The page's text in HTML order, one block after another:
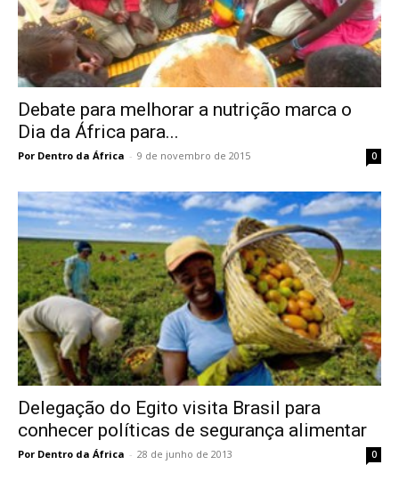
Debate para melhorar a nutrição marca o
Dia da África para...
Por Dentro da África - 9 de novembro de 2015 0
Delegação do Egito visita Brasil para
conhecer políticas de segurança alimentar
Por Dentro da África - 28 de junho de 2013 0